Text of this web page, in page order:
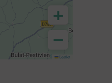
+
−
Leaflet